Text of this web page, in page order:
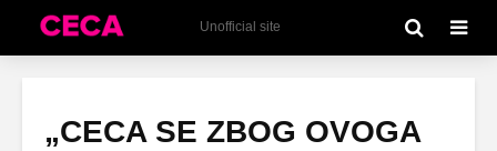
Unofficial site
„CECA SE ZBOG OVOGA